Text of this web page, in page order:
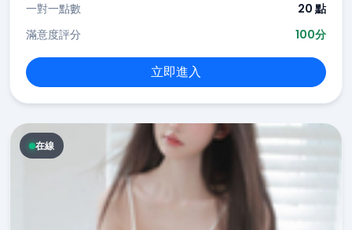
一對一點數
20 點
滿意度評分
100分
立即進入
在線